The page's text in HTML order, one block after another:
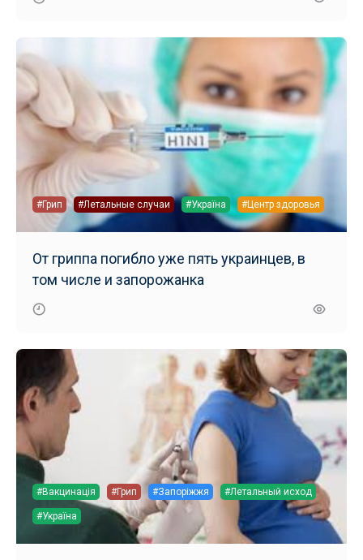
#Грип #Летальные случаи #Україна #Центр здоровья
От гриппа погибло уже пять украинцев, в
том числе и запорожанка
#Вакцинація #Грип #Запоріжжя #Летальный исход
#Україна